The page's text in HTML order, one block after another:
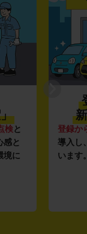
検と
感と
境に
登録か
導入し
います